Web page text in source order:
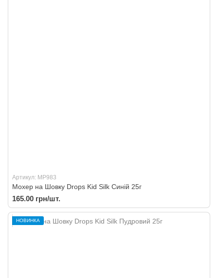
Артикул: MP983
Мохер на Шовку Drops Kid Silk Синій 25г
165.00 грн/шт.
НОВИНКА